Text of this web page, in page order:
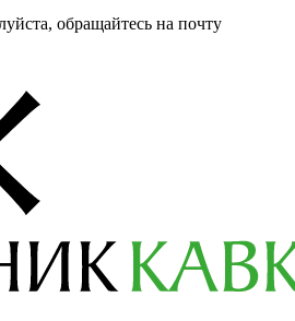
обращайтесь на почту